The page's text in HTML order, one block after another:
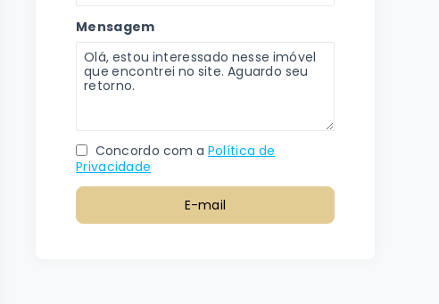
Mensagem
Concordo com a Política de
Privacidade
E-mail